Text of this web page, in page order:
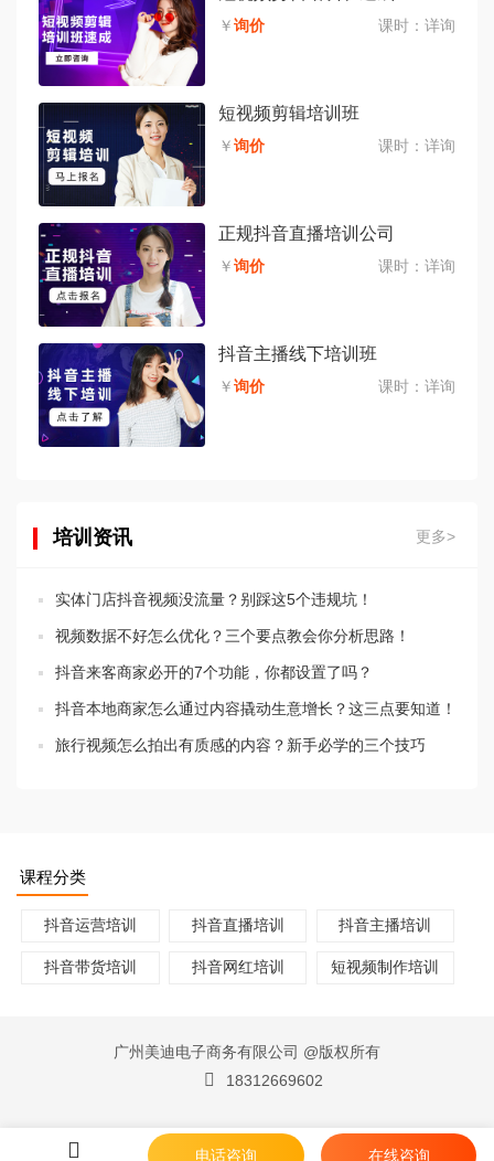
￥询价 课时： 详询
短视频剪辑培训班
￥询价 课时： 详询
正规抖音直播培训公司
￥询价 课时： 详询
抖音主播线下培训班
￥询价 课时： 详询
培训资讯 更多>
实体门店抖音视频没流量？别踩这5个违规坑！
视频数据不好怎么优化？三个要点教会你分析思路！
抖音来客商家必开的7个功能，你都设置了吗？
抖音本地商家怎么通过内容撬动生意增长？这三点要知道！
旅行视频怎么拍出有质感的内容？新手必学的三个技巧
课程分类
抖音运营培训 抖音直播培训 抖音主播培训
抖音带货培训 抖音网红培训 短视频制作培训
广州美迪电子商务有限公司 @版权所有
18312669602
电话咨询 在线咨询